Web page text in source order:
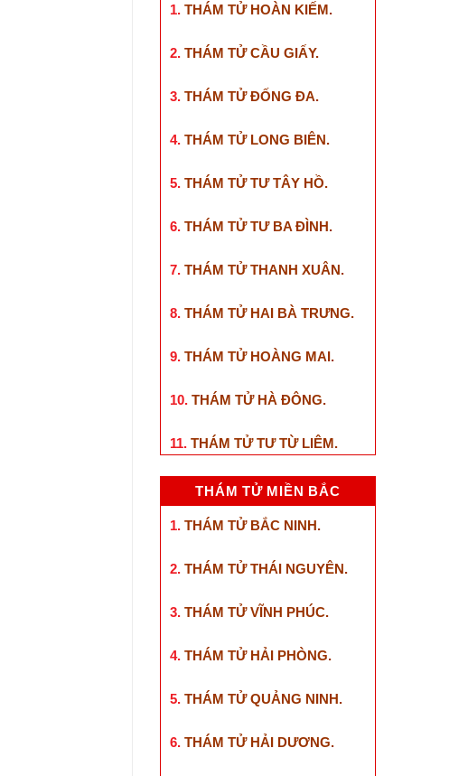
1. THÁM TỬ HOÀN KIẾM.
2. THÁM TỬ CẦU GIẤY.
3. THÁM TỬ ĐỐNG ĐA.
4. THÁM TỬ LONG BIÊN.
5. THÁM TỬ TƯ TÂY HỒ.
6. THÁM TỬ TƯ BA ĐÌNH.
7. THÁM TỬ THANH XUÂN.
8. THÁM TỬ HAI BÀ TRƯNG.
9. THÁM TỬ HOÀNG MAI.
10. THÁM TỬ HÀ ĐÔNG.
11. THÁM TỬ TƯ TỪ LIÊM.
THÁM TỬ MIỀN BẮC
1. THÁM TỬ BẮC NINH.
2. THÁM TỬ THÁI NGUYÊN.
3. THÁM TỬ VĨNH PHÚC.
4. THÁM TỬ HẢI PHÒNG.
5. THÁM TỬ QUẢNG NINH.
6. THÁM TỬ HẢI DƯƠNG.